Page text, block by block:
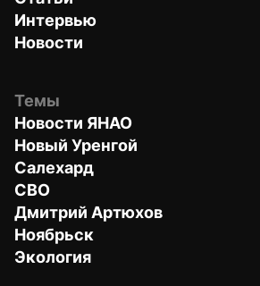
Интервью
Новости
Темы
Новости ЯНАО
Новый Уренгой
Салехард
СВО
Дмитрий Артюхов
Ноябрьск
Экология